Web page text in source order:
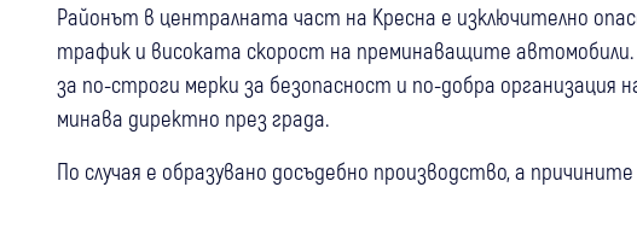
Районът в централната част на Кресна е изключително
трафик и високата скорост на преминаващите
за по-строги мерки за безопасност и по-добра
минава директно през града.
По случая е образувано досъдебно производство, а